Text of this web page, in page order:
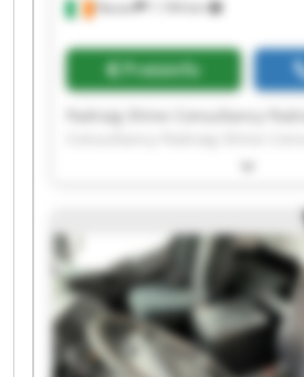
Navan 1.194 km
Preisinfo
Padraig Shine Consultancy
Shine Consultancy Padraig
Consultancy Padraig Shine
Shine Consultancy Padraig
Padraig Shine Consultancy
Consultancy Padraig Shine
Shine Consultancy Padraig
Padraig Shine Consultancy
Consultancy Padraig Shine
Shine Consultancy Padraig